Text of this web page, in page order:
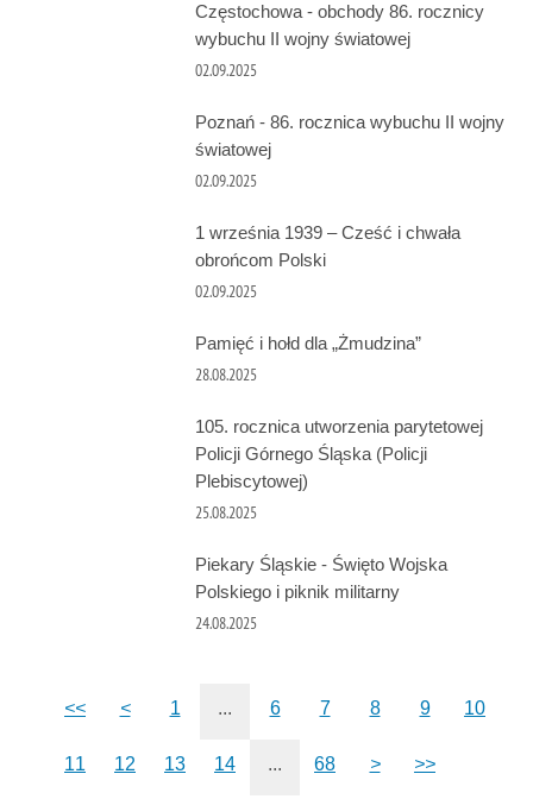
Częstochowa - obchody 86. rocznicy
wybuchu II wojny światowej
02.09.2025
Poznań - 86. rocznica wybuchu II wojny
światowej
02.09.2025
1 września 1939 – Cześć i chwała
obrońcom Polski
02.09.2025
Pamięć i hołd dla „Żmudzina”
28.08.2025
105. rocznica utworzenia parytetowej
Policji Górnego Śląska (Policji
Plebiscytowej)
25.08.2025
Piekary Śląskie - Święto Wojska
Polskiego i piknik militarny
24.08.2025
<< < 1 ... 6 7 8 9 10
11 12 13 14 ... 68 > >>